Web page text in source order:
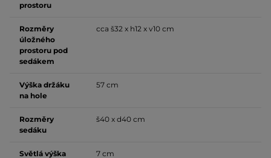
prostoru
Rozměry
úložného
prostoru pod
sedákem
cca š32 x h12 x v10 cm
Výška držáku
na hole
57 cm
Rozměry
sedáku
š40 x d40 cm
Světlá výška
7 cm